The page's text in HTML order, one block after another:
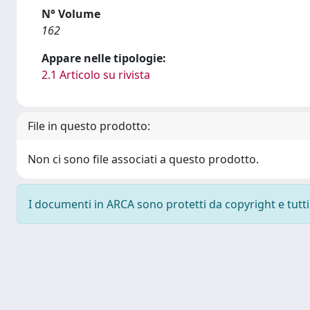
N° Volume
162
Appare nelle tipologie:
2.1 Articolo su rivista
File in questo prodotto:
Non ci sono file associati a questo prodotto.
I documenti in ARCA sono protetti da copyright e